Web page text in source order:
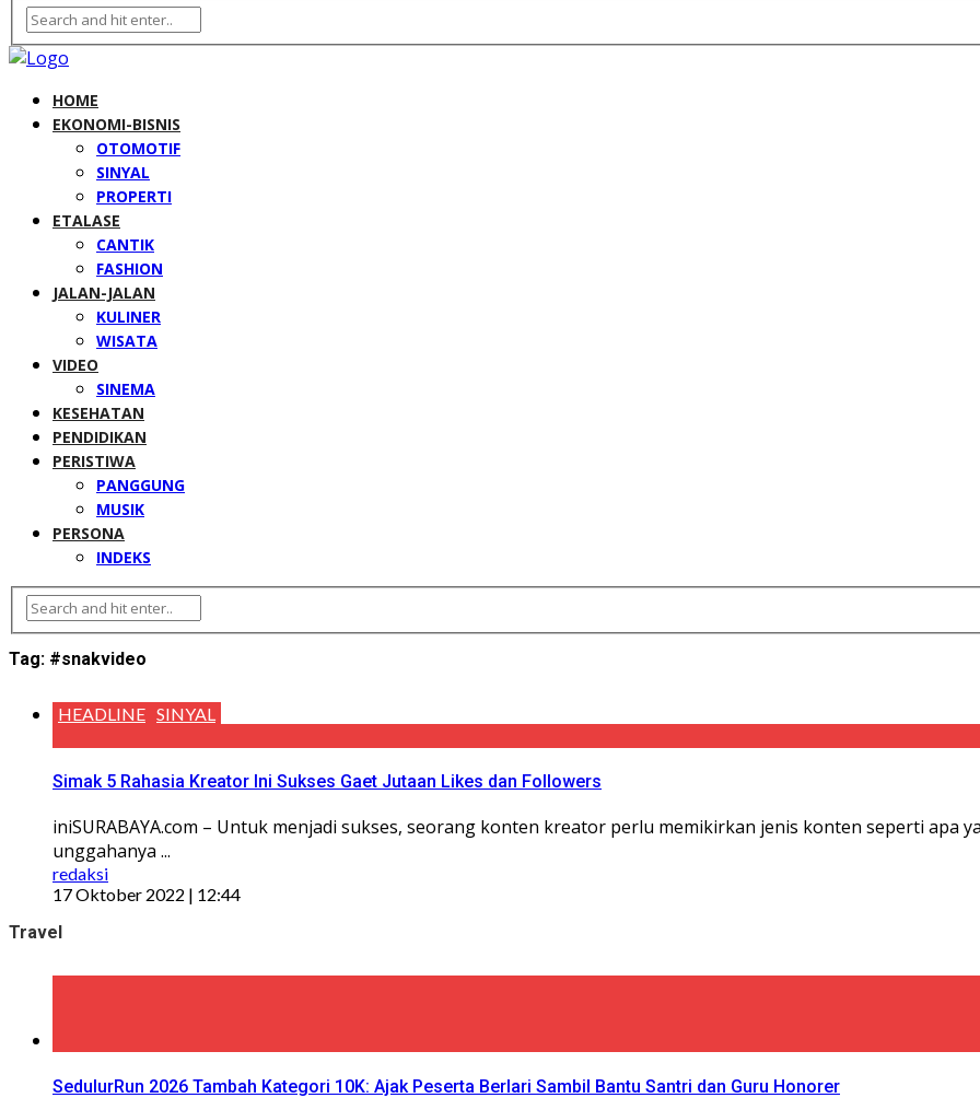
HOME
EKONOMI-BISNIS
OTOMOTIF
SINYAL
PROPERTI
ETALASE
CANTIK
FASHION
JALAN-JALAN
KULINER
WISATA
VIDEO
SINEMA
KESEHATAN
PENDIDIKAN
PERISTIWA
PANGGUNG
MUSIK
PERSONA
INDEKS
Tag: #snakvideo
HEADLINE SINYAL
Simak 5 Rahasia Kreator Ini Sukses Gaet Jutaan Likes dan Followers
iniSURABAYA.com – Untuk menjadi sukses, seorang konten kreator perlu memikirkan jenis konten seperti apa
unggahanya ...
redaksi
17 Oktober 2022 | 12:44
Travel
SedulurRun 2026 Tambah Kategori 10K: Ajak Peserta Berlari Sambil Bantu Santri dan Guru Honorer